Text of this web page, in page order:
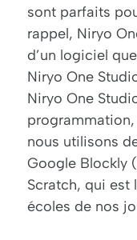
sont parfaits
rappel, Niryo
d’un logiciel
Niryo One
Niryo One
nous utilisons
Google Blockly
Scratch, qui est
écoles de nos